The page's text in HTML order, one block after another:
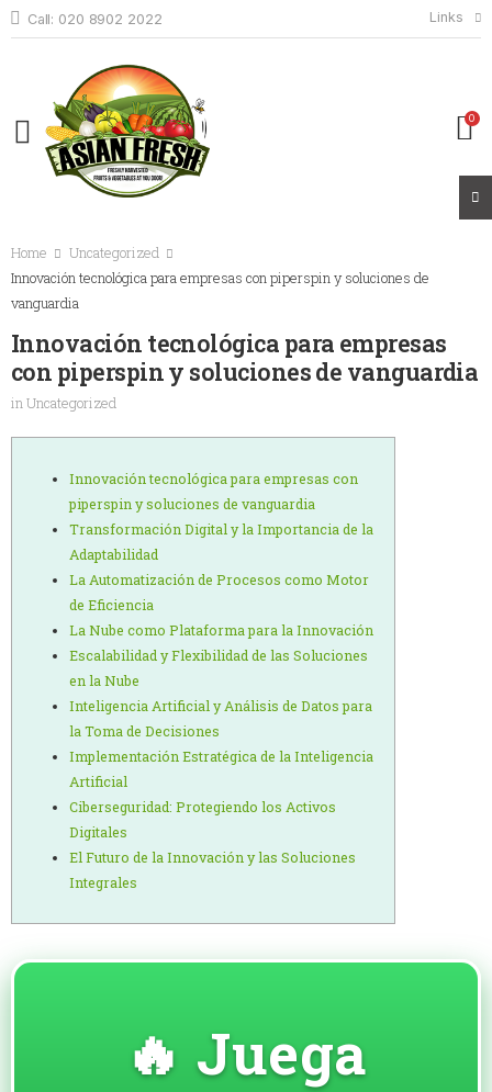
Call: 020 8902 2022 Links
0
Home
Uncategorized
Innovación tecnológica para empresas con piperspin y soluciones de
vanguardia
Innovación tecnológica para empresas
con piperspin y soluciones de vanguardia
in Uncategorized
Innovación tecnológica para empresas con
piperspin y soluciones de vanguardia
Transformación Digital y la Importancia de la
Adaptabilidad
La Automatización de Procesos como Motor
de Eficiencia
La Nube como Plataforma para la Innovación
Escalabilidad y Flexibilidad de las Soluciones
en la Nube
Inteligencia Artificial y Análisis de Datos para
la Toma de Decisiones
Implementación Estratégica de la Inteligencia
Artificial
Ciberseguridad: Protegiendo los Activos
Digitales
El Futuro de la Innovación y las Soluciones
Integrales
🔥 Juega